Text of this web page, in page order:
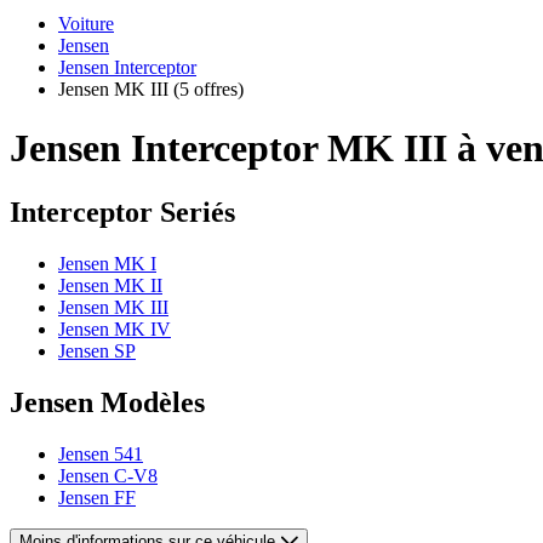
Voiture
Jensen
Jensen Interceptor
Jensen MK III (5 offres)
Jensen Interceptor MK III à
Interceptor Seriés
Jensen MK I
Jensen MK II
Jensen MK III
Jensen MK IV
Jensen SP
Jensen Modèles
Jensen 541
Jensen C-V8
Jensen FF